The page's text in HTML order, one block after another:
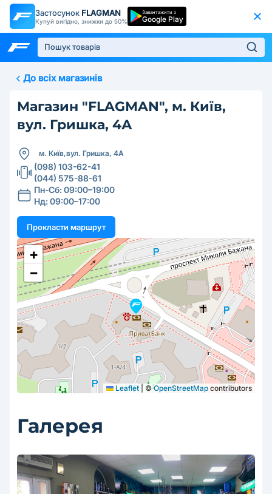
Застосунок FLAGMAN
Купуй вигідно, знижки до 50%
Завантажити з
Google Play
До всіх магазинів
Магазин "FLAGMAN", м. Київ,
вул. Гришка, 4А
м. Київ,вул. Гришка, 4А
(098) 103-62-41
(044) 575-88-61
Пн-Сб: 09:00–19:00
Нд: 09:00–17:00
Прокласти маршрут
+
−
Leaflet ©OpenStreetMap contributors
Галерея